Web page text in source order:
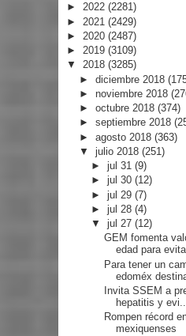
► 2022 (2281)
► 2021 (2429)
► 2020 (2487)
► 2019 (3109)
▼ 2018 (3285)
► diciembre 2018
► noviembre 2018
► octubre 2018 (374)
► septiembre 2018
► agosto 2018 (363)
▼ julio 2018 (251)
►jul 31(9)
►jul 30(12)
►jul 29(7)
►jul 28(4)
▼jul 27(12)
GEM fomenta
edad para
Para tener un
edoméx
Invita SSEM a
hepatitis y evi...
Rompen récord
mexiquenses